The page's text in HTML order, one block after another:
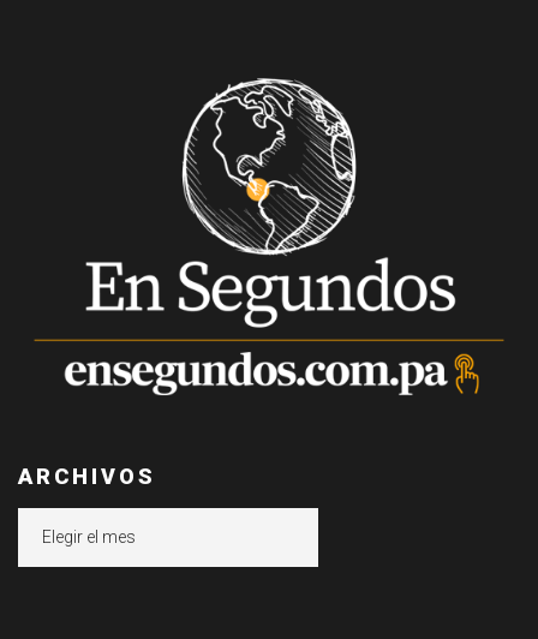
ARCHIVOS